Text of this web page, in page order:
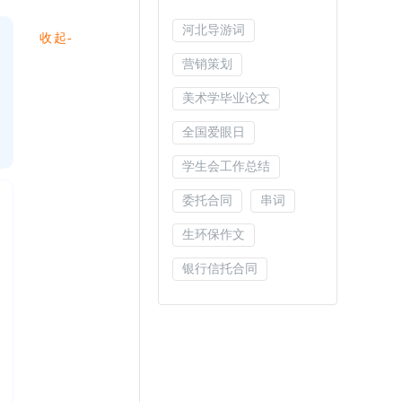
收起-
河北导游词
营销策划
美术学毕业论文
全国爱眼日
学生会工作总结
委托合同 串词
生环保作文
银行信托合同
光棍节 环保演讲稿